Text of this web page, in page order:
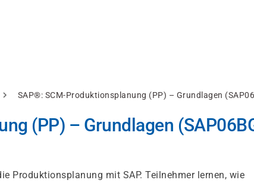
SAP®: SCM-Produktionsplanung (PP) – Grundlagen
(PP) – Grundlagen
Produktionsplanung mit SAP. Teilnehmer lernen, wie